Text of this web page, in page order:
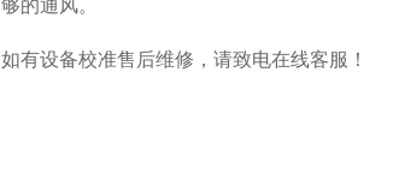
够的通风。
如有设备校准售后维修，请致电在线客服！